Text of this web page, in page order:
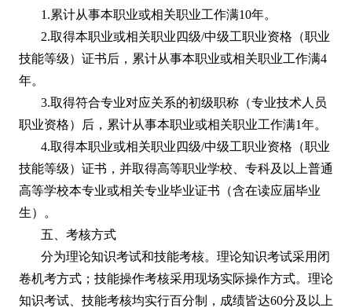
1.累计从事本职业或相关职业工作满10年。
2.取得本职业或相关职业四级/中级工职业资格（职业
技能等级）证书后，累计从事本职业或相关职业工作满4
年。
3.取得符合专业对应关系的初级职称（专业技术人员
职业资格）后，累计从事本职业或相关职业工作满1年。
4.取得本职业或相关职业四级/中级工职业资格（职业
技能等级）证书，并取得高等职业学校、专科及以上普通
高等学校本专业或相关专业毕业证书（含在读应届毕业
生）。
五、考核方式
分为理论知识考试和技能考核。理论知识考试采用闭
卷机考方式；技能操作考核采用现场实际操作方式。理论
知识考试、技能考核均实行百分制，成绩皆达60分及以上